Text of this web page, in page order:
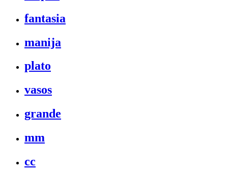
fantasia
manija
plato
vasos
grande
mm
cc